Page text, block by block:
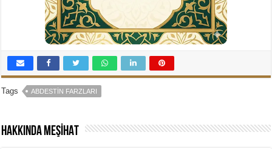
Tags ABDESTIN FARZLARI
Hakkında MEŞİHAT